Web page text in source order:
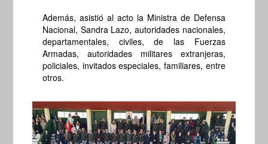
Además, asistió al acto la Ministra de Defensa
Nacional, Sandra Lazo, autoridades nacionales,
departamentales, civiles, de las Fuerzas
Armadas, autoridades militares extranjeras,
policiales, invitados especiales, familiares, entre
otros.